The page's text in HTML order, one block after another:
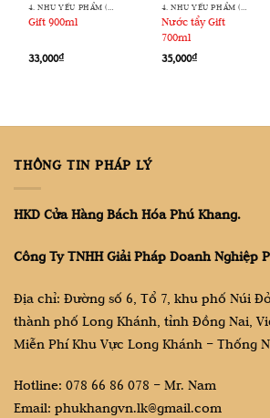
4. NHU YẾU PHẨM ( VỆ SINH - TẨY RỬA)
Gift 900ml
33,000₫
4. NHU YẾU PHẨM ( VỆ SINH - TẨY RỬA)
Nước tẩy Gift
700ml
35,000₫
THÔNG TIN PHÁP LÝ
HKD Cửa Hàng Bách Hóa Phú Khang.
Công Ty TNHH Giải Pháp Doanh Nghiệp
Địa chỉ: Đường số 6, Tổ 7, khu phố Núi
thành phố Long Khánh, tỉnh Đồng Nai,
Miễn Phí Khu Vực Long Khánh – Thống
Hotline: 078 66 86 078 – Mr. Nam
Email: phukhangvn.lk@gmail.com